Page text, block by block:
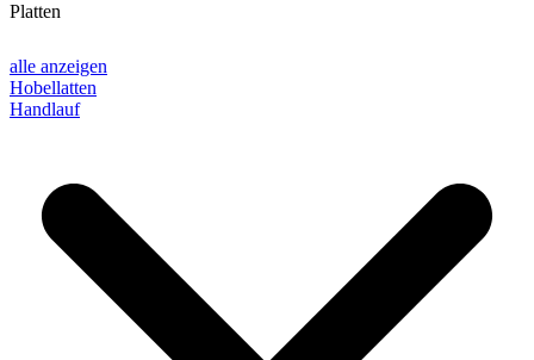
alle anzeigen
Hobellatten
Handlauf
Platten